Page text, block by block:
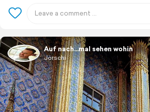
Auf nach...mal sehen wohin
Jörschi